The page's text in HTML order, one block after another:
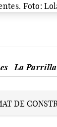
La Parrilla